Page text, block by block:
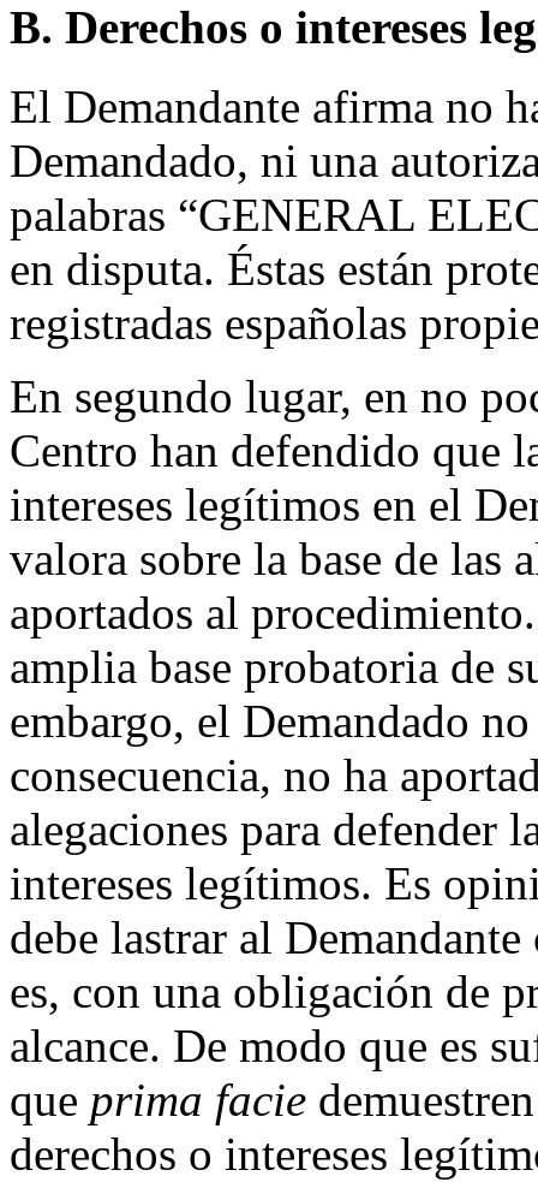
B. Derechos o intereses
El Demandante afirma no
Demandado, ni una
palabras “GENERAL
en disputa. Éstas están
registradas españolas
En segundo lugar, en no
Centro han defendido que
intereses legítimos en el
valora sobre la base de las
aportados al
amplia base probatoria de
embargo, el Demandado
consecuencia, no ha
alegaciones para defender
intereses legítimos. Es
debe lastrar al
es, con una obligación de
alcance. De modo que es
que prima facie
derechos o intereses